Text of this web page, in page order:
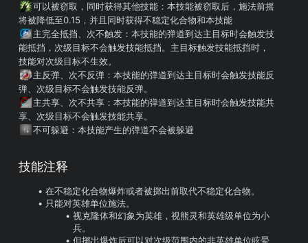
可以被窃取，同时获得其他技能 ：本技能被窃取后，施法前摇
将被降低至0.15，并且同时获得不稳定化合物和本技能
主完全抵挡、次不触发 ：本技能的弹道到达主目标时会触发技
能抵挡，次级目标不会触发技能抵挡。主目标触发技能抵挡时，
技能对次级目标不生效。
主反弹、次不反弹 ：本技能的弹道到达主目标时会触发技能反
弹、次级目标不会触发技能反弹。
主共享、次不共享 ：本技能的弹道到达主目标时会触发技能共
享、次级目标不会触发技能共享。
不可躲避 ：本技能产生的弹道不会被躲避
技能注释
在不稳定化合物爆炸或者被掷出前取代不稳定化合物。
只能对英雄单位施法。
视克隆体和幻象为英雄，视熊灵和英雄级单位为小
兵。
但掷出爆炸后可以对次级范围内的非英雄单位眩晕